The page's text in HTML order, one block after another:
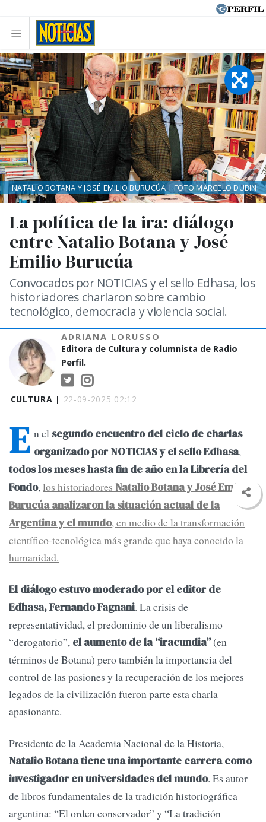
CULTURA | 22-09-2025 02:12
La política de la ira: diálogo
entre Natalio Botana y José
Emilio Burucúa
Convocados por NOTICIAS y el sello Edhasa, los
historiadores charlaron sobre cambio
tecnológico, democracia y violencia social.
ADRIANA LORUSSO
Editora de Cultura y columnista de Radio
Perfil.
NATALIO BOTANA Y JOSÉ EMILIO BURUCÚA | FOTO:MARCELO DUBINI
E n el segundo encuentro del ciclo de charlas
organizado por NOTICIAS y el sello Edhasa,
todos los meses hasta fin de año en la Librería del
Fondo,los historiadores Natalio Botana y José Emilio
Burucúa analizaron la situación actual de la
Argentina y el mundo, en medio de la transformación
científico-tecnológica más grande que haya conocido la
humanidad.
El diálogo estuvo moderado por el editor de
Edhasa, Fernando Fagnani. La crisis de
representatividad, el predominio de un liberalismo
“derogatorio”, el aumento de la “iracundia”(en
términos de Botana) pero también la importancia del
control de las pasiones y la recuperación de los mejores
legados de la civilización fueron parte esta charla
apasionante.
Presidente de la Academia Nacional de la Historia,
Natalio Botana tiene una importante carrera como
investigador en universidades del mundo. Es autor
de libros fundamentales de la tradición historiográfica
argentina: “El orden conservador” y “La tradición